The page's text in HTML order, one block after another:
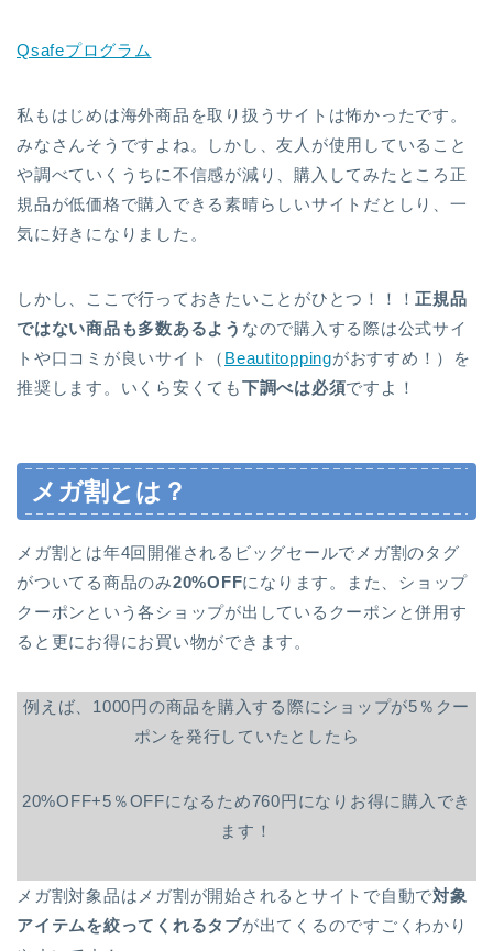
Qsafeプログラム
私もはじめは海外商品を取り扱うサイトは怖かったです。
みなさんそうですよね。しかし、友人が使用していること
や調べていくうちに不信感が減り、購入してみたところ正
規品が低価格で購入できる素晴らしいサイトだとしり、一
気に好きになりました。
しかし、ここで行っておきたいことがひとつ！！！正規品
ではない商品も多数あるよう なので購入する際は公式サイ
トや口コミが良いサイト（ Beautitoppingがおすすめ！）を
推奨します。いくら安くても下調べは必須ですよ！
メガ割とは？
メガ割とは年4回開催されるビッグセールでメガ割のタグ
がついてる商品のみ20%OFFになります。また、ショップ
クーポンという各ショップが出しているクーポンと併用す
ると更にお得にお買い物ができます。
例えば、1000円の商品を購入する際にショップが5％クー
ポンを発行していたとしたら
20%OFF+5％OFFになるため760円になりお得に購入でき
ます！
メガ割対象品はメガ割が開始されるとサイトで自動で対象
アイテムを絞ってくれるタブが出てくるのですごくわかり